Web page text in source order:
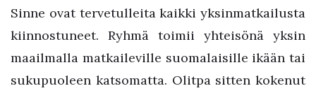
Sinne ovat tervetulleita kaikki yksinmatkailusta
kiinnostuneet. Ryhmä toimii yhteisönä yksin
maailmalla matkaileville suomalaisille ikään tai
sukupuoleen katsomatta. Olitpa sitten kokenut